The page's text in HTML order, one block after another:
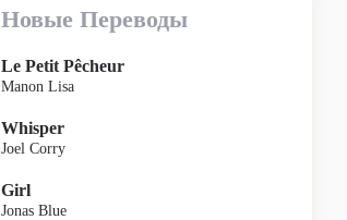
Новые Переводы
Le Petit Pêcheur
Manon Lisa
Whisper
Joel Corry
Girl
Jonas Blue